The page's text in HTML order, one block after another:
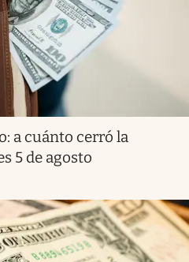
a cuánto cerró la
5 de agosto